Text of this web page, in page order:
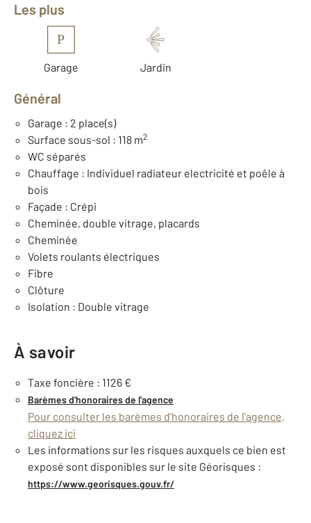
Les plus
P
Garage Jardin
Général
Garage : 2 place(s)
Surface sous-sol : 118 m2
WC séparés
Chauffage : Individuel radiateur electricité et poêle à
bois
Façade : Crépi
Cheminée, double vitrage, placards
Cheminée
Volets roulants électriques
Fibre
Clôture
Isolation : Double vitrage
À savoir
Taxe foncière : 1126 €
Barèmes d'honoraires de l'agence
Pour consulter les barèmes d'honoraires de l'agence,
cliquez ici
Les informations sur les risques auxquels ce bien est
exposé sont disponibles sur le site Géorisques :
https://www.georisques.gouv.fr/